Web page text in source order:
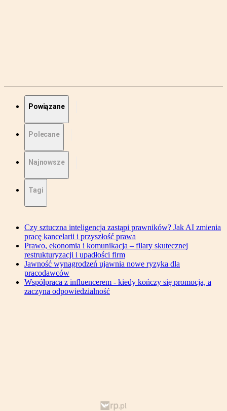
Powiązane
Polecane
Najnowsze
Tagi
Czy sztuczna inteligencja zastąpi prawników? Jak AI zmienia
pracę kancelarii i przyszłość prawa
Prawo, ekonomia i komunikacja – filary skutecznej
restrukturyzacji i upadłości firm
Jawność wynagrodzeń ujawnia nowe ryzyka dla
pracodawców
Współpraca z influencerem - kiedy kończy się promocja, a
zaczyna odpowiedzialność